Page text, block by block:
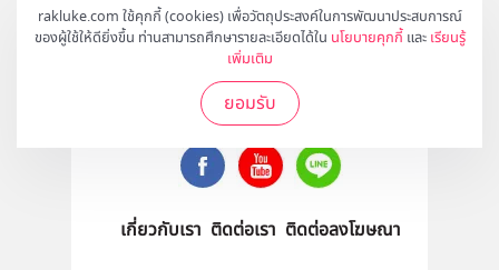
rakluke.com ใช้คุกกี้ (cookies) เพื่อวัตถุประสงค์ในการพัฒนาประสบการณ์
ของผู้ใช้ให้ดียิ่งขึ้น ท่านสามารถศึกษารายละเอียดได้ใน นโยบายคุกกี้ และ เรียนรู้
เพิ่มเติม
ยอมรับ
ติดตามเราได้ที่
เกี่ยวกับเรา ติดต่อเรา ติดต่อลงโฆษณา